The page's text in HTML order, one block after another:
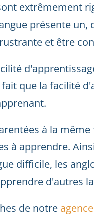
extrêmement
présente
et être
que la facilité
à la
à apprendre.
difficile, les
d'autres
de notre